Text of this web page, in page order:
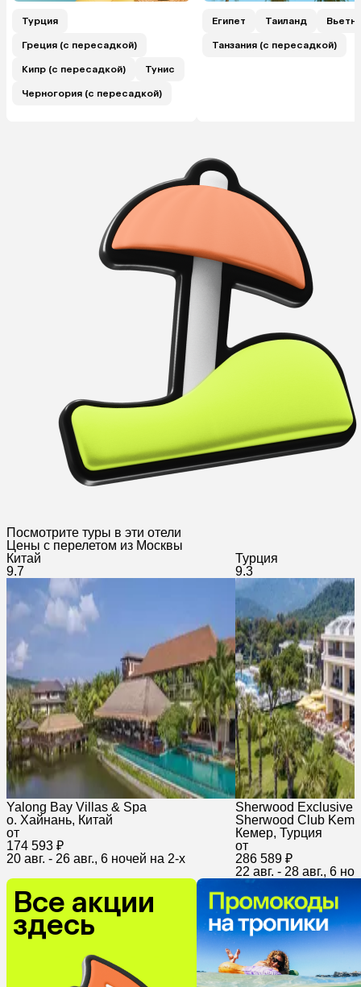
Турция
Греция (с пересадкой)
Кипр (с пересадкой) Тунис
Черногория (с пересадкой)
Египет Таиланд
Танзания (с пересадкой)
Посмотрите туры в эти отели
Цены с перелетом из Москвы
Китай
9.7
Yalong Bay Villas & Spa
о. Хайнань, Китай
от
174 593 ₽
20 авг. - 26 авг., 6 ночей на 2-x
Турция
9.3
Sherwood Exclusive
Sherwood Club
Кемер, Турция
от
286 589 ₽
22 авг. - 28 авг., 6
Все акции
здесь